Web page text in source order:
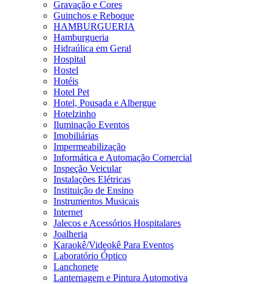
Gravação e Cores
Guinchos e Reboque
HAMBURGUERIA
Hamburgueria
Hidraúlica em Geral
Hospital
Hostel
Hotéis
Hotel Pet
Hotel, Pousada e Albergue
Hotelzinho
Iluminação Eventos
Imobiliárias
Impermeabilização
Informática e Automação Comercial
Inspeção Veicular
Instalações Elétricas
Instituição de Ensino
Instrumentos Musicais
Internet
Jalecos e Acessórios Hospitalares
Joalheria
Karaokê/Videokê Para Eventos
Laboratório Óptico
Lanchonete
Lanternagem e Pintura Automotiva